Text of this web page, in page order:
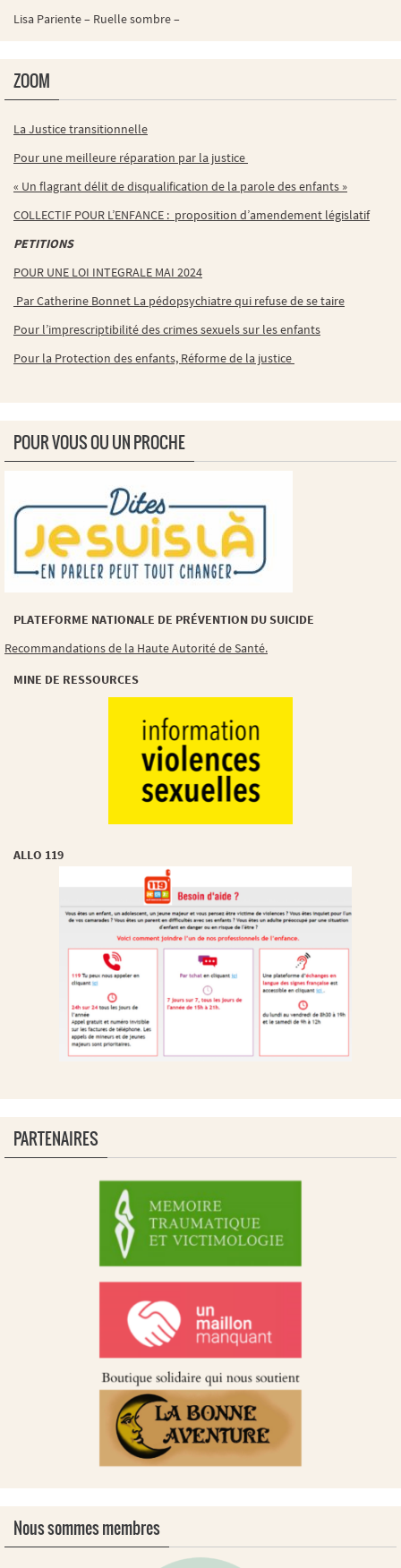
Lisa Pariente – Ruelle sombre –
ZOOM
La Justice transitionnelle
Pour une meilleure réparation par la justice
« Un flagrant délit de disqualification de la parole des enfants »
COLLECTIF POUR L’ENFANCE : proposition d’amendement législatif
PETITIONS
POUR UNE LOI INTEGRALE MAI 2024
Par Catherine Bonnet La pédopsychiatre qui refuse de se taire
Pour l’imprescriptibilité des crimes sexuels sur les enfants
Pour la Protection des enfants, Réforme de la justice
POUR VOUS OU UN PROCHE
PLATEFORME NATIONALE DE PRÉVENTION DU SUICIDE
Recommandations de la Haute Autorité de Santé.
MINE DE RESSOURCES
ALLO 119
PARTENAIRES
Nous sommes membres